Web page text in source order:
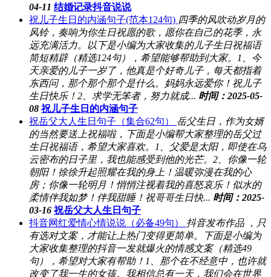
04-11 结婚记录抖音说说
祝儿子生日的内涵句子(范本124句) 四季的风吹动岁月的
风铃，奏响为你生日祝愿的歌，愿你在自己的花季，永
远充满活力。以下是小编为大家收集的儿子生日祝福语
简短精辟（精选124句），希望能够帮助到大家。1、今
天亲爱的儿子一岁了，他真是个好奇儿子，每天都指着
东西问，那个那个那个是什么。妈妈永远爱你！祝儿子
生日快乐！2、求学无笨者，努力就成... 时间：2025-05-
08 祝儿子生日的内涵句子
祝岳父大人生日句子（集合62句）
岳父生日，作为女婿
的当然要送上祝福啦，下面是小编帮大家整理的岳父过
生日祝福语，希望大家喜欢。1、父爱是太阳，即使在乌
云密布的日子里，我也能感受到他的光芒。2、你像一轮
朝阳！徐徐升起照耀在我的身上！温暖弥漫在我的心
房；你像一轮明月！悄悄注视着我的喜怒哀乐！似水的
柔情伴我如梦！伴我甜睡！祝哥哥生日快... 时间：2025-
03-16 祝岳父大人生日句子
抖音网红爱情心情说说（必备49句）
抖音发布作品 ，只
有选对文案，才能让上热门变得更简单。下面是小编为
大家收集整理的抖音一发就爆火的情感文案（精选49
句），希望对大家有帮助！1、那个在不经意中，也许就
改变了我一生的女孩。我相信总有一天，我们会在世界